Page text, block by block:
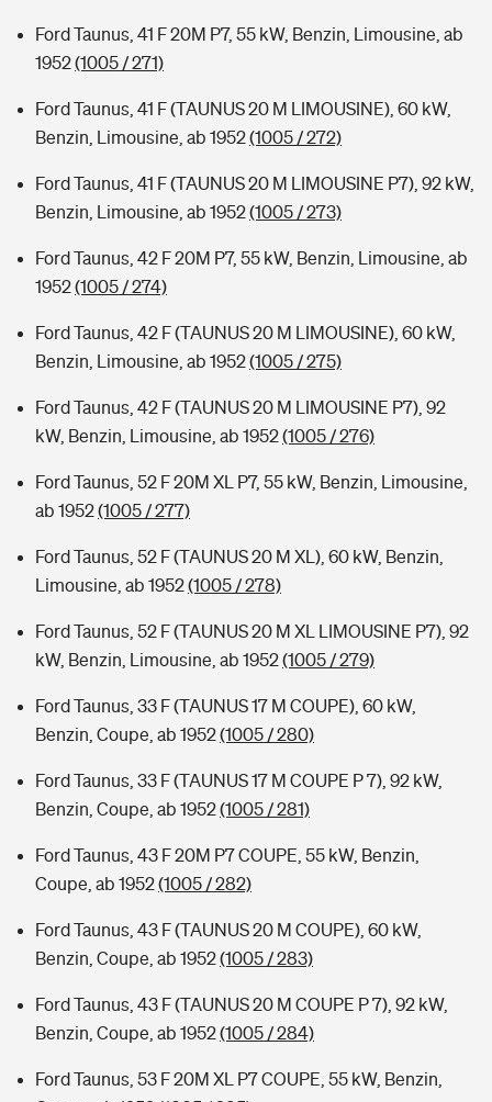
Ford Taunus, 41 F 20M P7, 55 kW, Benzin, Limousine, ab
1952(1005 / 271)
Ford Taunus, 41 F (TAUNUS 20 M LIMOUSINE), 60 kW,
Benzin, Limousine, ab 1952(1005 / 272)
Ford Taunus, 41 F (TAUNUS 20 M LIMOUSINE P7), 92 kW,
Benzin, Limousine, ab 1952(1005 / 273)
Ford Taunus, 42 F 20M P7, 55 kW, Benzin, Limousine, ab
1952(1005 / 274)
Ford Taunus, 42 F (TAUNUS 20 M LIMOUSINE), 60 kW,
Benzin, Limousine, ab 1952(1005 / 275)
Ford Taunus, 42 F (TAUNUS 20 M LIMOUSINE P7), 92
kW, Benzin, Limousine, ab 1952(1005 / 276)
Ford Taunus, 52 F 20M XL P7, 55 kW, Benzin, Limousine,
ab 1952(1005 / 277)
Ford Taunus, 52 F (TAUNUS 20 M XL), 60 kW, Benzin,
Limousine, ab 1952(1005 / 278)
Ford Taunus, 52 F (TAUNUS 20 M XL LIMOUSINE P7), 92
kW, Benzin, Limousine, ab 1952(1005 / 279)
Ford Taunus, 33 F (TAUNUS 17 M COUPE), 60 kW,
Benzin, Coupe, ab 1952(1005 / 280)
Ford Taunus, 33 F (TAUNUS 17 M COUPE P 7), 92 kW,
Benzin, Coupe, ab 1952(1005 / 281)
Ford Taunus, 43 F 20M P7 COUPE, 55 kW, Benzin,
Coupe, ab 1952(1005 / 282)
Ford Taunus, 43 F (TAUNUS 20 M COUPE), 60 kW,
Benzin, Coupe, ab 1952(1005 / 283)
Ford Taunus, 43 F (TAUNUS 20 M COUPE P 7), 92 kW,
Benzin, Coupe, ab 1952(1005 / 284)
Ford Taunus, 53 F 20M XL P7 COUPE, 55 kW, Benzin,